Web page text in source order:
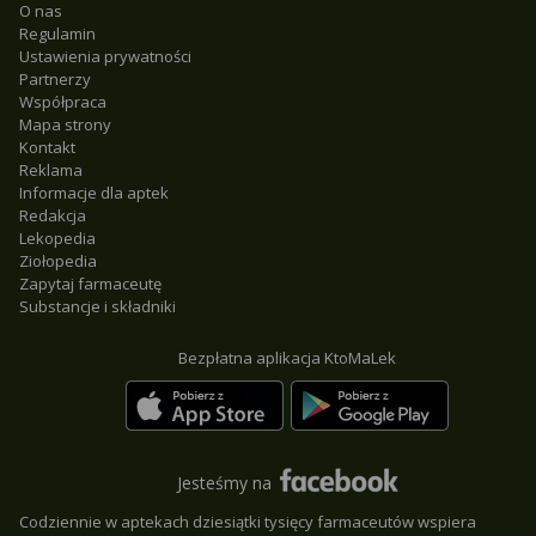
O nas
Regulamin
Ustawienia prywatności
Partnerzy
Współpraca
Mapa strony
Kontakt
Reklama
Informacje dla aptek
Redakcja
Lekopedia
Ziołopedia
Zapytaj farmaceutę
Substancje i składniki
Bezpłatna aplikacja KtoMaLek
Jesteśmy na
Codziennie w aptekach dziesiątki tysięcy farmaceutów wspiera